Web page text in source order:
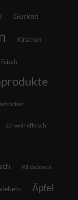
Gurken
Kirschen
Schweinefleisch
Wildschwein
Äpfel